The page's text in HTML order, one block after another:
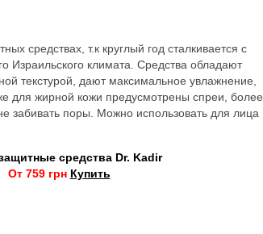
средствах, т.к круглый год сталкивается с
Израильского климата. Средства обладают
текстурой, дают максимальное увлажнение,
для жирной кожи предусмотрены спреи, более
забивать поры. Можно использовать для лица
средства Dr. Kadir
От 759 грн Купить